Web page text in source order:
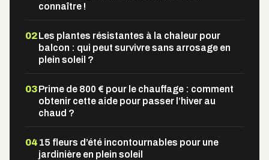
connaître !
02Les plantes résistantes à la chaleur pour
balcon : qui peut survivre sans arrosage en
plein soleil ?
03Prime de 800 € pour le chauffage : comment
obtenir cette aide pour passer l’hiver au
chaud ?
04 15 fleurs d’été incontournables pour une
jardinière en plein soleil